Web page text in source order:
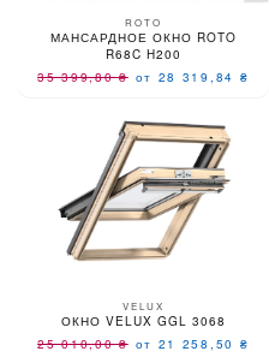
ROTO
МАНСАРДНОЕ ОКНО ROTO
R68C H200
35 399,80₴ от 28 319,84 ₴
VELUX
ОКНО VELUX GGL 3068
25 010,00₴ от 21 258,50 ₴